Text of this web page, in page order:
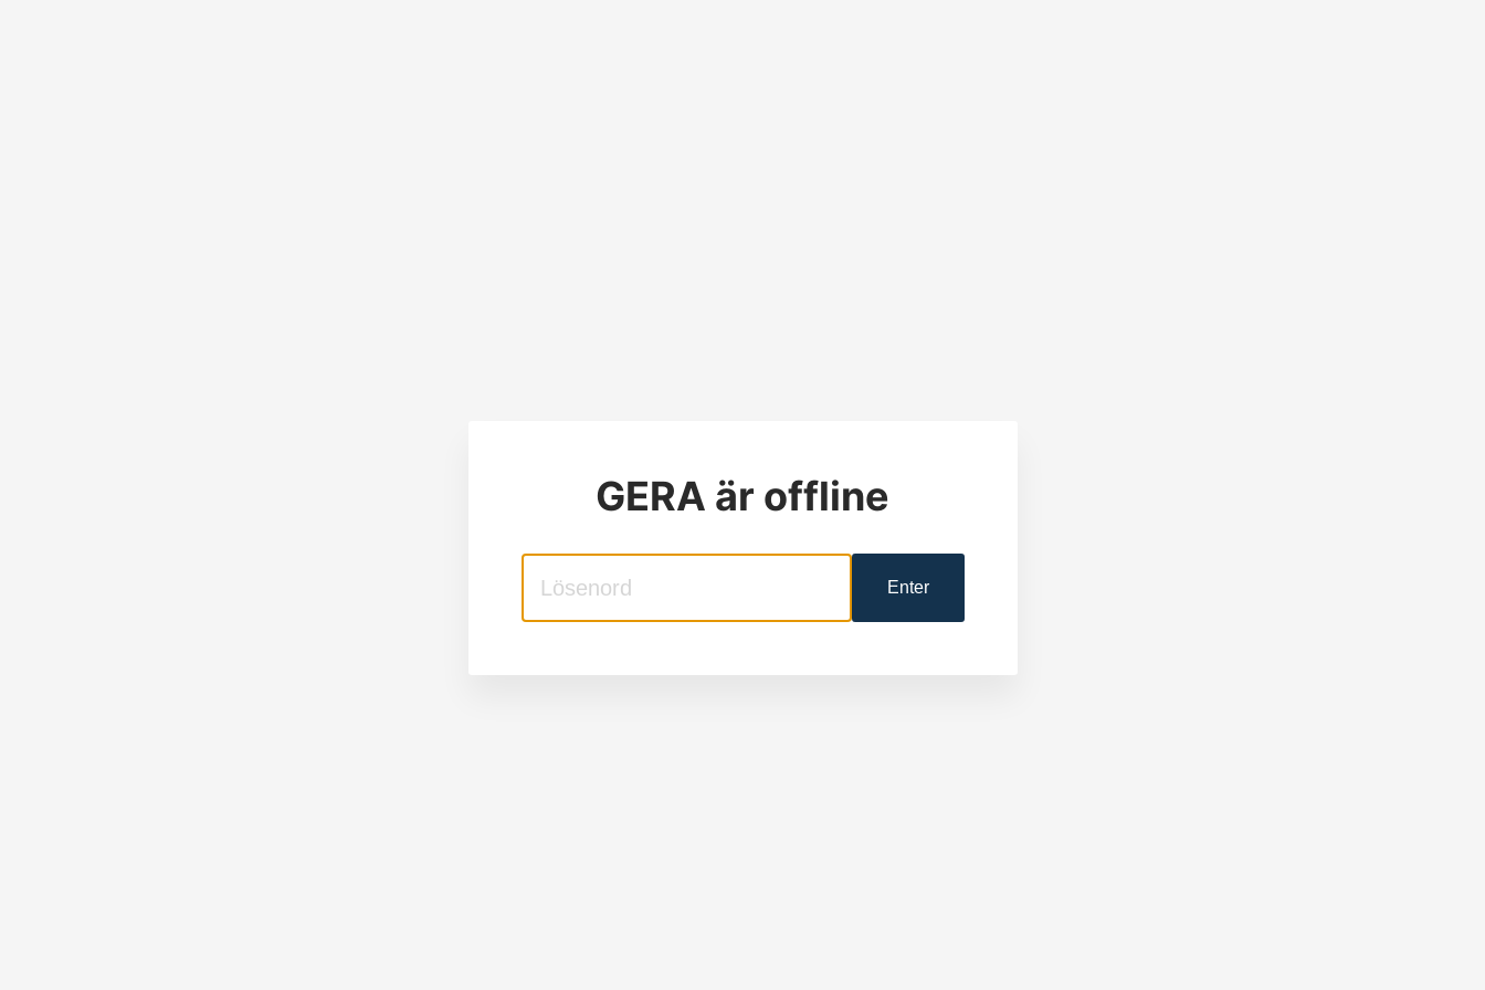
GERA är offline
Enter